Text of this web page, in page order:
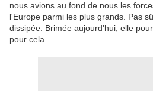
nous avions au fond de nous les
l'Europe parmi les plus grands. Pas
dissipée. Brimée aujourd'hui, elle
pour cela.